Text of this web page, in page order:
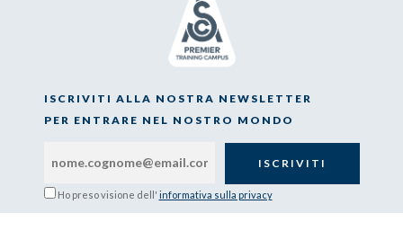
ISCRIVITI ALLA NOSTRA NEWSLETTER
PER ENTRARE NEL NOSTRO MONDO
Ho preso visione dell' informativa sulla privacy